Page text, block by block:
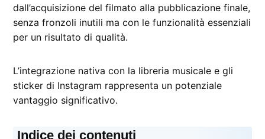
dall’acquisizione del filmato alla pubblicazione finale,
senza fronzoli inutili ma con le funzionalità essenziali
per un risultato di qualità.
L’integrazione nativa con la libreria musicale e gli
sticker di Instagram rappresenta un potenziale
vantaggio significativo.
Indice dei contenuti